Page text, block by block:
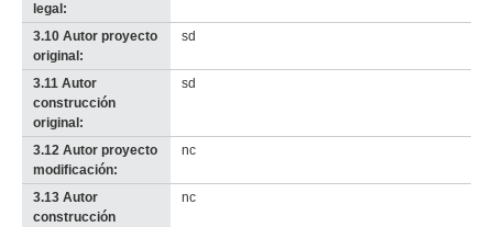
legal:
3.10 Autor proyecto
original:
sd
3.11 Autor
construcción
original:
sd
3.12 Autor proyecto
modificación:
nc
3.13 Autor
construcción
nc